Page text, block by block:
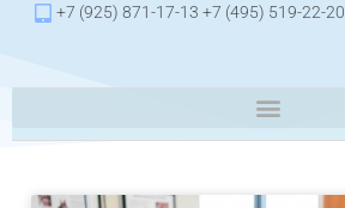
+7 (925) 871-17-13 +7 (495) 519-22-20